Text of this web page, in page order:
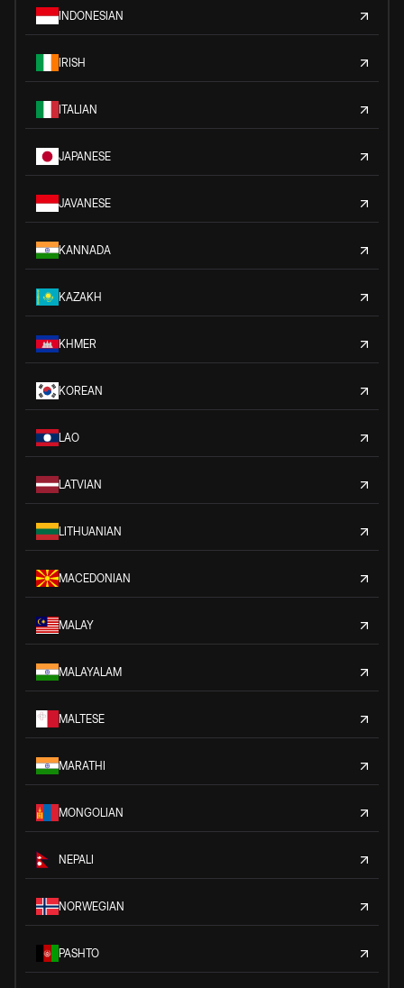
INDONESIAN
IRISH
ITALIAN
JAPANESE
JAVANESE
KANNADA
KAZAKH
KHMER
KOREAN
LAO
LATVIAN
LITHUANIAN
MACEDONIAN
MALAY
MALAYALAM
MALTESE
MARATHI
MONGOLIAN
NEPALI
NORWEGIAN
PASHTO